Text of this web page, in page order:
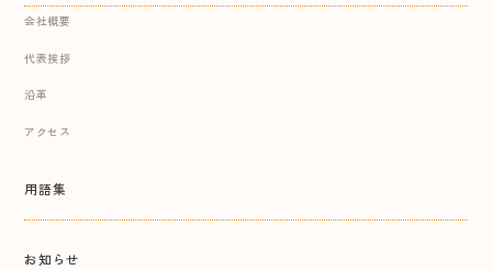
会社概要
代表挨拶
沿革
アクセス
用語集
お知らせ